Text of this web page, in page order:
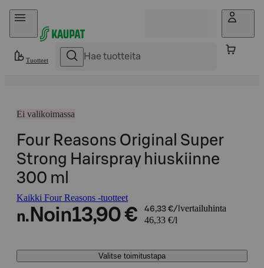
Hyppää sisältöön
Tuotteet
Ei valikoimassa
Four Reasons Original Super
Strong Hairspray hiuskiinne
300 ml
Kaikki Four Reasons -tuotteet
n. Noin13,90 € 46,33 €/l vertailuhinta
46,33 €/l
Valitse toimitustapa